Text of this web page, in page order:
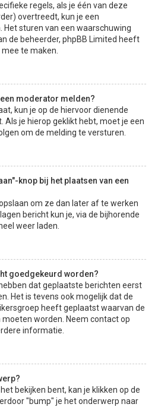
regels, als je één van deze
overtreedt, kun je een
sturen van een waarschuwing
de beheerder, phpBB Limited heeft
mee te maken.
moderator melden?
kun je op de hiervoor dienende
Als je hierop geklikt hebt, moet je een
om de melding te versturen.
knop bij het plaatsen van een
om ze dan later af te werken
bericht kun je, via de bijhorende
weer laden.
goedgekeurd worden?
dat geplaatste berichten eerst
Het is tevens ook mogelijk dat de
heeft geplaatst waarvan de
worden. Neem contact op
informatie.
bekijken bent, kan je klikken op de
"bump" je het onderwerp naar